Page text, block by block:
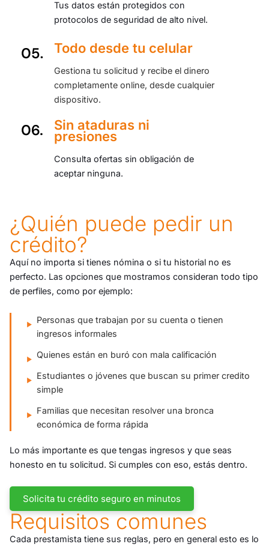
Tus datos están protegidos con
protocolos de seguridad de alto nivel.
Todo desde tu celular
Gestiona tu solicitud y recibe el dinero
completamente online, desde cualquier
dispositivo.
Sin ataduras ni
presiones
Consulta ofertas sin obligación de
aceptar ninguna.
¿Quién puede pedir un
crédito?
Aquí no importa si tienes nómina o si tu historial no es
perfecto. Las opciones que mostramos consideran todo tipo
de perfiles, como por ejemplo:
Personas que trabajan por su cuenta o tienen
ingresos informales
Quienes están en buró con mala calificación
Estudiantes o jóvenes que buscan su primer credito
simple
Familias que necesitan resolver una bronca
económica de forma rápida
Lo más importante es que tengas ingresos y que seas
honesto en tu solicitud. Si cumples con eso, estás dentro.
Solicita tu crédito seguro en minutos
Requisitos comunes
Cada prestamista tiene sus reglas, pero en general esto es lo